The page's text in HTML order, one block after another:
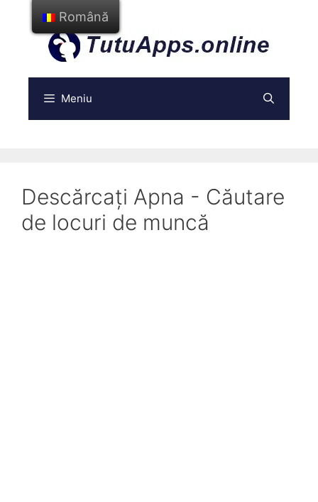
conținut
Meniu
Descărcați Apna - Căutare
de locuri de muncă
Română